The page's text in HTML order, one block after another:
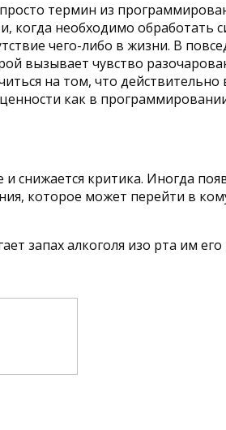
термин из
когда необходимо обработать
чего-либо в жизни. В
вызывает чувство
на том, что
как в
критика. Иногда
которое может перейти в
запах алкоголя изо рта им